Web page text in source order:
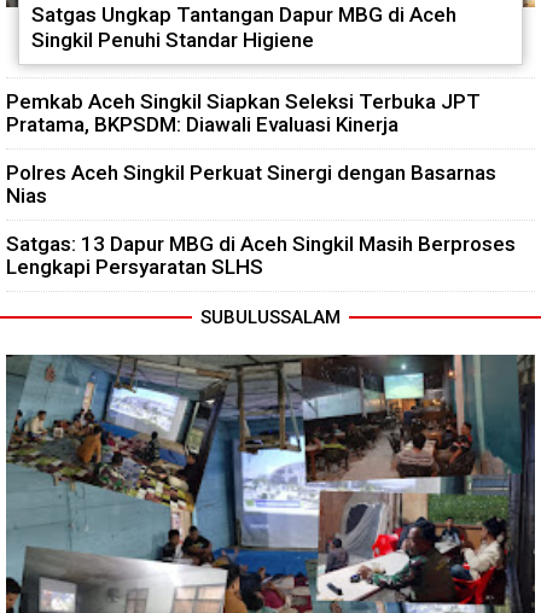
Satgas Ungkap Tantangan Dapur MBG di Aceh
Singkil Penuhi Standar Higiene
Pemkab Aceh Singkil Siapkan Seleksi Terbuka JPT
Pratama, BKPSDM: Diawali Evaluasi Kinerja
Polres Aceh Singkil Perkuat Sinergi dengan Basarnas
Nias
Satgas: 13 Dapur MBG di Aceh Singkil Masih Berproses
Lengkapi Persyaratan SLHS
SUBULUSSALAM